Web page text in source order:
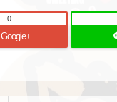
Google+
0